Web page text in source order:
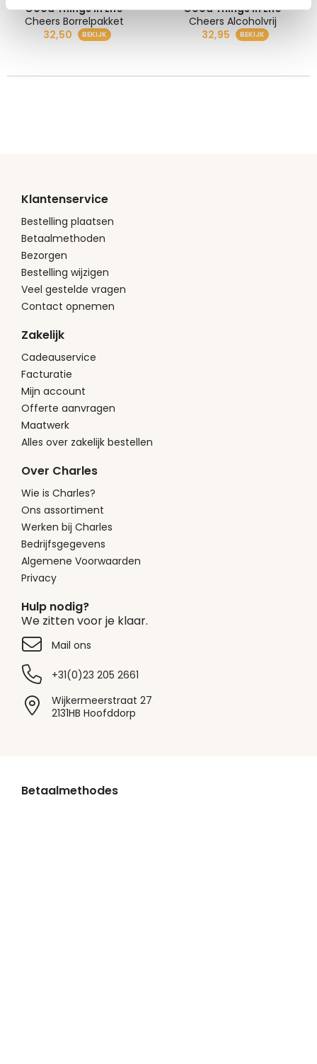
Good Things in Life
Cheers Borrelpakket
32,50
Good Things in Life
Cheers Alcoholvrij
32,95
Klantenservice
Bestelling plaatsen
Betaalmethoden
Bezorgen
Bestelling wijzigen
Veel gestelde vragen
Contact opnemen
Zakelijk
Cadeauservice
Facturatie
Mijn account
Offerte aanvragen
Maatwerk
Alles over zakelijk bestellen
Over Charles
Wie is Charles?
Ons assortiment
Werken bij Charles
Bedrijfsgegevens
Algemene Voorwaarden
Privacy
Hulp nodig?
We zitten voor je klaar.
Mail ons
+31(0)23 205 2661
Wijkermeerstraat 27
2131HB Hoofddorp
Betaalmethodes